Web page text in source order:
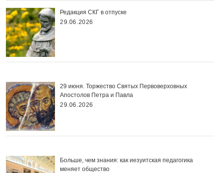
Редакция СКГ в отпуске
29.06.2026
29 июня. Торжество Святых Первоверховных
Апостолов Петра и Павла
29.06.2026
Больше, чем знания: как иезуитская педагогика
меняет общество